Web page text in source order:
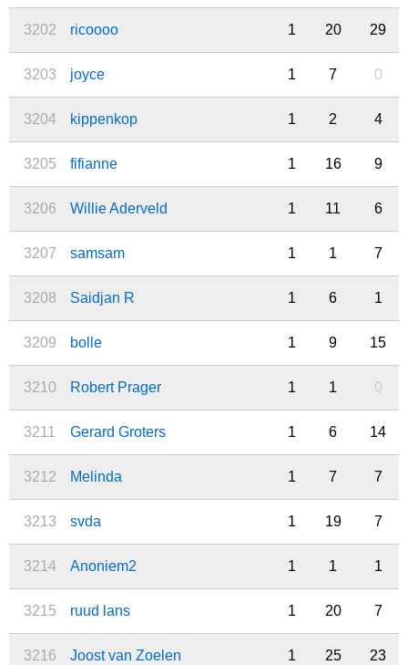
3202 ricoooo 1 20 29
3203 joyce 1 7 0
3204 kippenkop 1 2 4
3205 fifianne 1 16 9
3206 Willie Aderveld 1 11 6
3207 samsam 1 1 7
3208 Saidjan R 1 6 1
3209 bolle 1 9 15
3210 Robert Prager 1 1 0
3211 Gerard Groters 1 6 14
3212 Melinda 1 7 7
3213 svda 1 19 7
3214 Anoniem2 1 1 1
3215 ruud lans 1 20 7
3216 Joost van Zoelen 1 25 23